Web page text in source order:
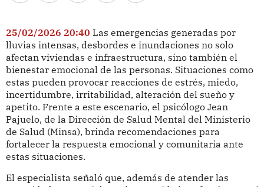
25/02/2026 20:40 Las emergencias generadas por
lluvias intensas, desbordes e inundaciones no solo
afectan viviendas e infraestructura, sino también el
bienestar emocional de las personas. Situaciones como
estas pueden provocar reacciones de estrés, miedo,
incertidumbre, irritabilidad, alteración del sueño y
apetito. Frente a este escenario, el psicólogo Jean
Pajuelo, de la Dirección de Salud Mental del Ministerio
de Salud (Minsa), brinda recomendaciones para
fortalecer la respuesta emocional y comunitaria ante
estas situaciones.
El especialista señaló que, además de atender las